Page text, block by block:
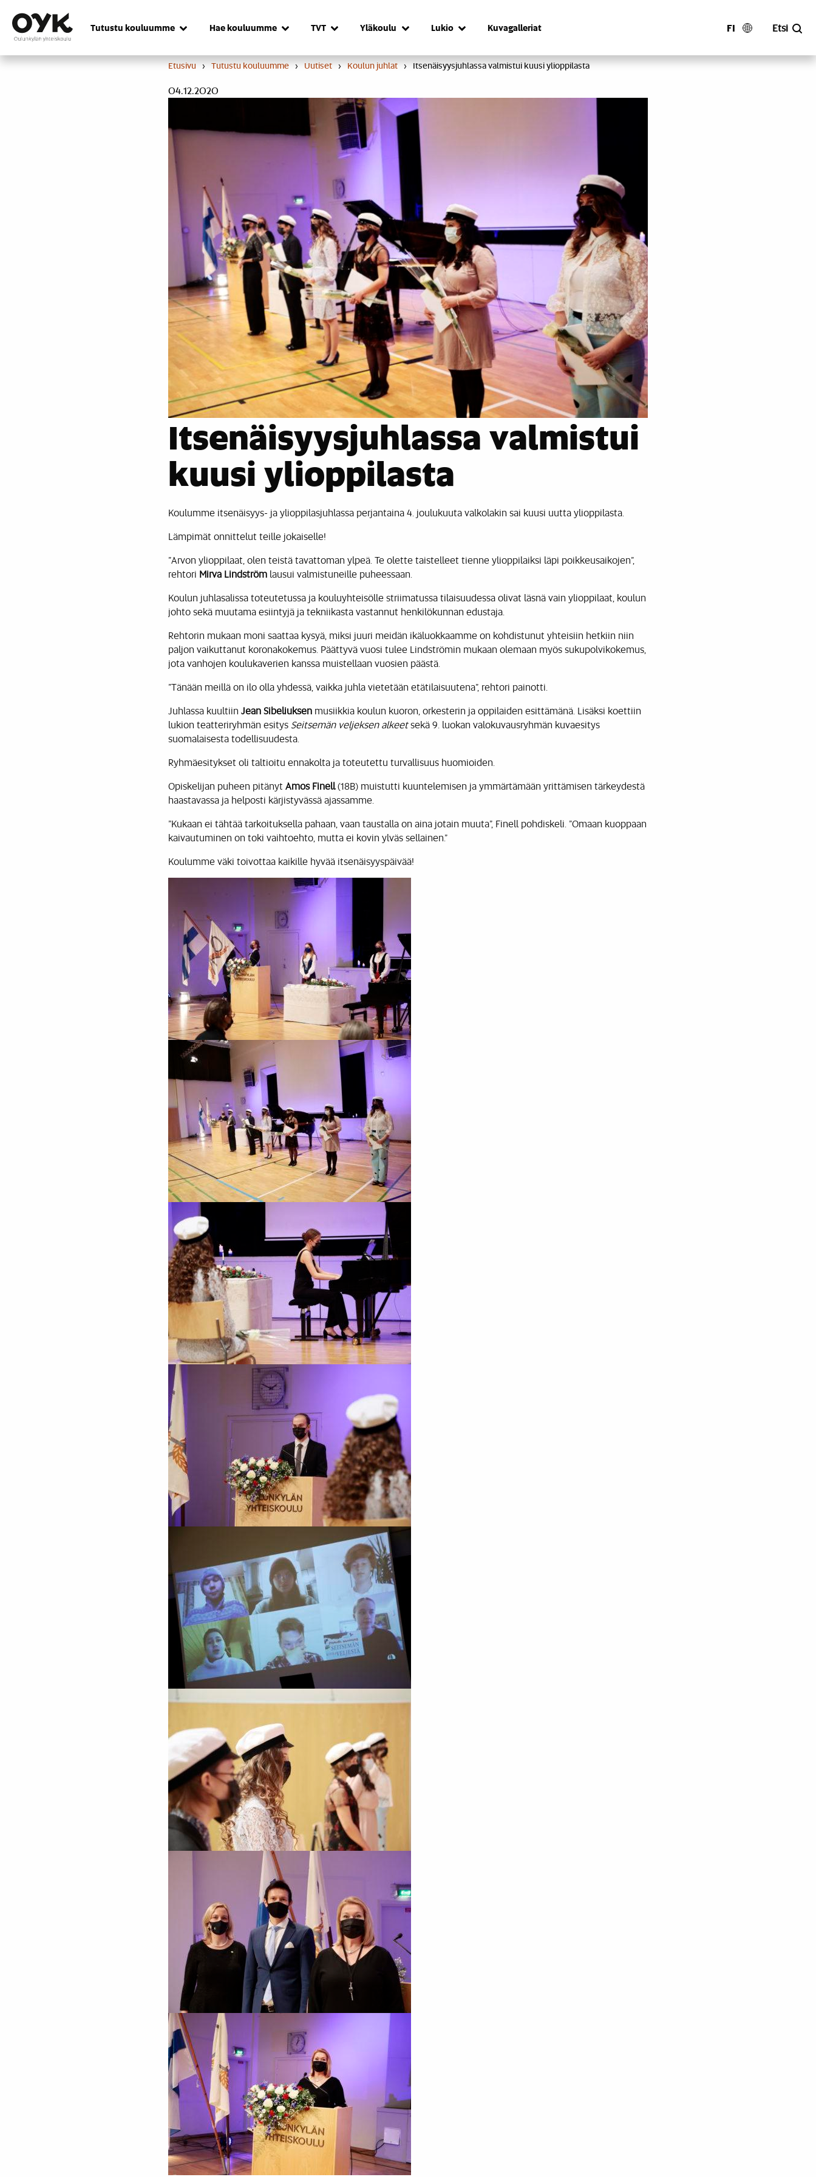
content
Tutustu kouluumme Hae kouluumme TVT Yläkoulu Lukio Kuvagalleriat FI Etsi
Etusivu › Tutustu kouluumme › Uutiset › Koulun juhlat › Itsenäisyysjuhlassa valmistui kuusi ylioppilasta
04.12.2020
Itsenäisyysjuhlassa valmistui
kuusi ylioppilasta
Koulumme itsenäisyys- ja ylioppilasjuhlassa perjantaina 4. joulukuuta valkolakin sai kuusi uutta ylioppilasta.
Lämpimät onnittelut teille jokaiselle!
”Arvon ylioppilaat, olen teistä tavattoman ylpeä. Te olette taistelleet tienne ylioppilaiksi läpi poikkeusaikojen”,
rehtori Mirva Lindström lausui valmistuneille puheessaan.
Koulun juhlasalissa toteutetussa ja kouluyhteisölle striimatussa tilaisuudessa olivat läsnä vain ylioppilaat, koulun
johto sekä muutama esiintyjä ja tekniikasta vastannut henkilökunnan edustaja.
Rehtorin mukaan moni saattaa kysyä, miksi juuri meidän ikäluokkaamme on kohdistunut yhteisiin hetkiin niin
paljon vaikuttanut koronakokemus. Päättyvä vuosi tulee Lindströmin mukaan olemaan myös sukupolvikokemus,
jota vanhojen koulukaverien kanssa muistellaan vuosien päästä.
”Tänään meillä on ilo olla yhdessä, vaikka juhla vietetään etätilaisuutena”, rehtori painotti.
Juhlassa kuultiin Jean Sibeliuksen musiikkia koulun kuoron, orkesterin ja oppilaiden esittämänä. Lisäksi koettiin
lukion teatteriryhmän esitys Seitsemän veljeksen alkeetsekä 9. luokan valokuvausryhmän kuvaesitys
suomalaisesta todellisuudesta.
Ryhmäesitykset oli taltioitu ennakolta ja toteutettu turvallisuus huomioiden.
Opiskelijan puheen pitänyt Amos Finell(18B) muistutti kuuntelemisen ja ymmärtämään yrittämisen tärkeydestä
haastavassa ja helposti kärjistyvässä ajassamme.
”Kukaan ei tähtää tarkoituksella pahaan, vaan taustalla on aina jotain muuta”, Finell pohdiskeli. ”Omaan kuoppaan
kaivautuminen on toki vaihtoehto, mutta ei kovin ylväs sellainen.”
Koulumme väki toivottaa kaikille hyvää itsenäisyyspäivää!